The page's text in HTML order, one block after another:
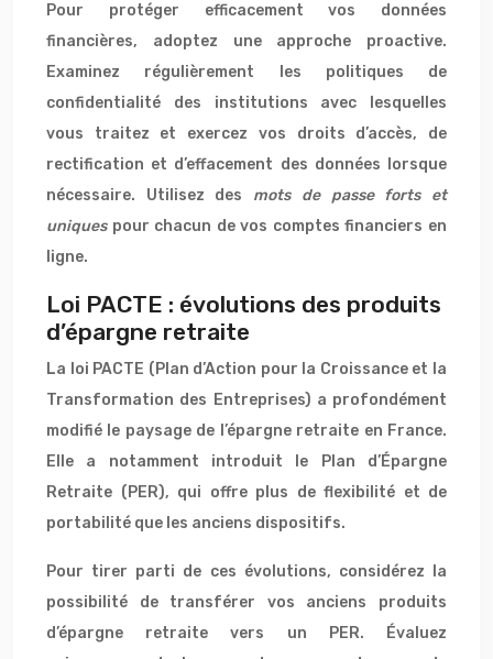
Pour protéger efficacement vos données
financières, adoptez une approche proactive.
Examinez régulièrement les politiques de
confidentialité des institutions avec lesquelles
vous traitez et exercez vos droits d’accès, de
rectification et d’effacement des données lorsque
nécessaire. Utilisez des mots de passe forts et
uniquespour chacun de vos comptes financiers en
ligne.
Loi PACTE : évolutions des produits
d’épargne retraite
La loi PACTE (Plan d’Action pour la Croissance et la
Transformation des Entreprises) a profondément
modifié le paysage de l’épargne retraite en France.
Elle a notamment introduit le Plan d’Épargne
Retraite (PER), qui offre plus de flexibilité et de
portabilité que les anciens dispositifs.
Pour tirer parti de ces évolutions, considérez la
possibilité de transférer vos anciens produits
d’épargne retraite vers un PER. Évaluez